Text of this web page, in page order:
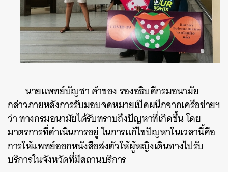
นายแพทย์บัญชา ค้าของ รองอธิบดีกรมอนามัย
กล่าวภายหลังการรับมอบจดหมายเปิดผนึกจากเครือข่ายฯ
ว่า ทางกรมอนามัยได้รับทราบถึงปัญหาที่เกิดขึ้น โดย
มาตรการที่ดำเนินการอยู่ ในการแก้ไขปัญหาในเวลานี้คือ
การให้แพทย์ออกหนังสือส่งตัวให้ผู้หญิงเดินทางไปรับ
บริการในจังหวัดที่มีสถานบริการ
ค้นหา
SHARE TWEET LINE EMAIL